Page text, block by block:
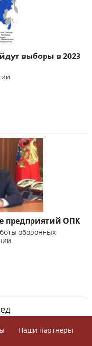
выборы в 2023
предприятий ОПК
оборонных
Наши партнёры